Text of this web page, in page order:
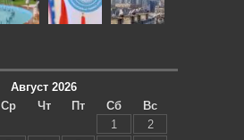
Август 2026
Ср Чт Пт Сб
Вс
1
2